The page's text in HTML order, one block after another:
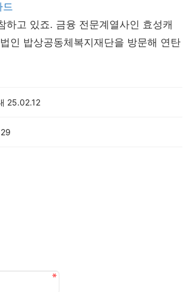
드
고 있죠. 금융 전문계열사인 효성캐
인 밥상공동체복지재단을 방문해 연탄
25.02.12